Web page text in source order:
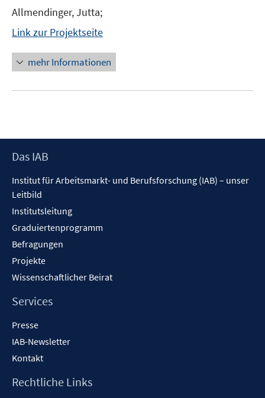
Allmendinger, Jutta;
Link zur Projektseite
mehr Informationen
Footer
Das IAB
Institut für Arbeitsmarkt- und Berufsforschung (IAB) – unser
Leitbild
Institutsleitung
Graduiertenprogramm
Befragungen
Projekte
Wissenschaftlicher Beirat
Services
Presse
IAB-Newsletter
Kontakt
Rechtliche Links